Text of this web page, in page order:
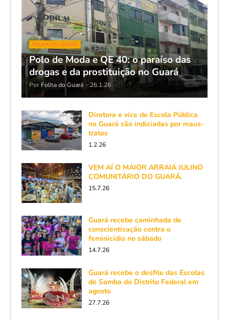
FOLHA DO GUARÁ
Polo de Moda e QE 40: o paraíso das
drogas e da prostituição no Guará
Por Folha do Guará - 26.1.26
Diretora e vice de Escola Pública
no Guará são indiciadas por maus-
tratos
1.2.26
VEM AÍ O MAIOR ARRAIÁ JULINO
COMUNITÁRIO DO GUARÁ.
15.7.26
Guará recebe caminhada de
conscientização contra o
feminicídio no sábado
14.7.26
Guará recebe o desfile das Escolas
de Samba do Distrito Federal em
agosto
27.7.26